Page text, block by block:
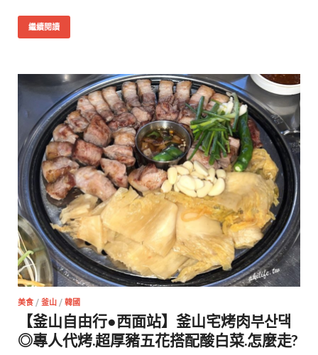
繼續閱讀
美食 / 釜山 / 韓國
【釜山自由行●西面站】釜山宅烤肉부산댁
◎專人代烤.超厚豬五花搭配酸白菜.怎麼走?